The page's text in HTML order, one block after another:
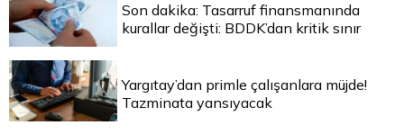
Son dakika: Tasarruf finansmanında
kurallar değişti: BDDK’dan kritik sınır
Yargıtay’dan primle çalışanlara müjde!
Tazminata yansıyacak